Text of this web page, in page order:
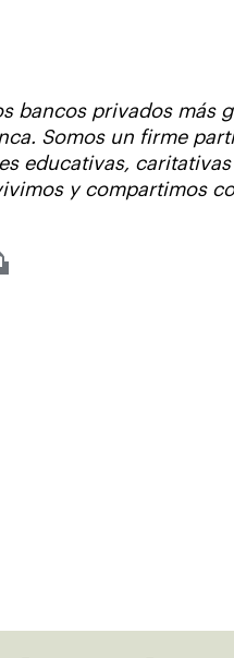
bancos privados
Somos un firme
educativas,
y compartimos